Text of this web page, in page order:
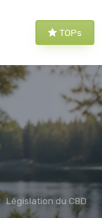
TOPs
Législation du CBD